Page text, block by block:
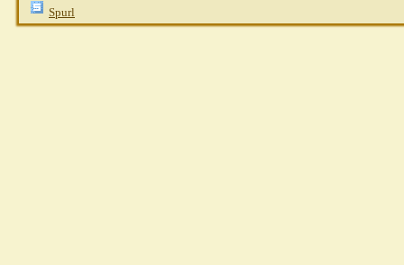
Spurl